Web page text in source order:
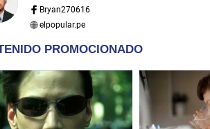
Bryan270616
elpopular.pe